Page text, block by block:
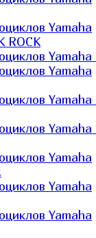
Yamaha
ROCK
Yamaha
Yamaha
Yamaha
Yamaha
Yamaha